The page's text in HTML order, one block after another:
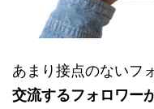
あまり接点のないフ
交流するフォロワー